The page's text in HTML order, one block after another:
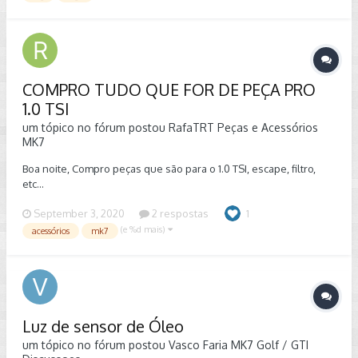
imediatamente desligar e ligar para conseguir pelo menos
andar. Alguém sabe o que pode ser, preço, onde e como
resolver? Sou de SP e vi que pode ser a mecatrônica.
COMPRO TUDO QUE FOR DE PEÇA PRO
1.0 TSI
um tópico no fórum postou RafaTRT Peças e Acessórios
MK7
Boa noite, Compro peças que são para o 1.0 TSI, escape, filtro,
etc...
September 3, 2020 2 respostas 1
acessórios mk7 (e %d mais)
Luz de sensor de Óleo
um tópico no fórum postou Vasco Faria MK7 Golf / GTI